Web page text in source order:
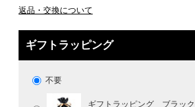
返品・交換について
ギフトラッピング
不要
ギフトラッピング ブラック